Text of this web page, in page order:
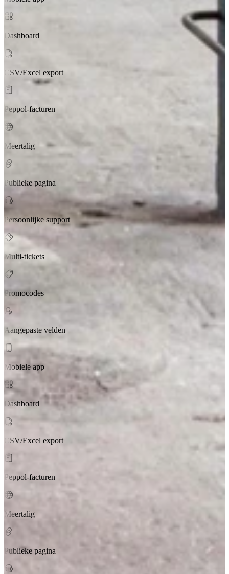
Dashboard
CSV/Excel export
Peppol-facturen
Meertalig
Publieke pagina
Persoonlijke support
Multi-tickets
Promocodes
Aangepaste velden
Mobiele app
Dashboard
CSV/Excel export
Peppol-facturen
Meertalig
Publieke pagina